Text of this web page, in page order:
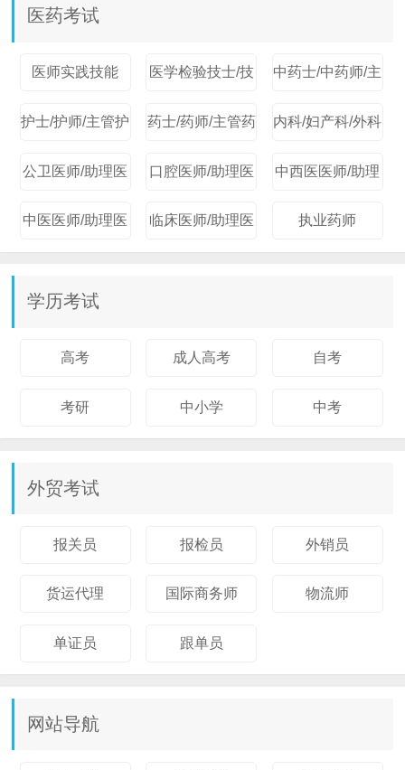
医药考试
医师实践技能 医学检验技士/技 中药士/中药师/主
护士/护师/主管护 药士/药师/主管药 内科/妇产科/外科
公卫医师/助理医 口腔医师/助理医 中西医医师/助理
中医医师/助理医 临床医师/助理医 执业药师
学历考试
高考 成人高考 自考
考研 中小学 中考
外贸考试
报关员 报检员 外销员
货运代理 国际商务师 物流师
单证员 跟单员
网站导航